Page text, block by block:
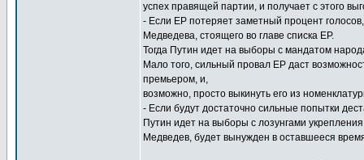
успех правящей партии, и получает с этого
- Если ЕР потеряет заметный процент
Медведева, стоящего во главе списка ЕР.
Тогда Путин идет на выборы с мандатом
Мало того, сильный провал ЕР даст
премьером, и,
возможно, просто выкинуть его из
- Если будут достаточно сильные попытки
Путин идет на выборы с лозунгами
Медведев, будет вынужден в оставшееся